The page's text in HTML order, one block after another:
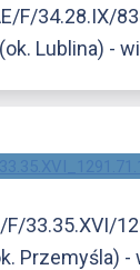
F/34.28.IX/
Lublina) -
F/33.35.XVI/
Przemyśla) -